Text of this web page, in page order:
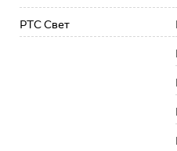
РТС Свет